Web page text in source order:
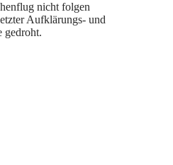
nicht folgen
Aufklärungs- und
gedroht.